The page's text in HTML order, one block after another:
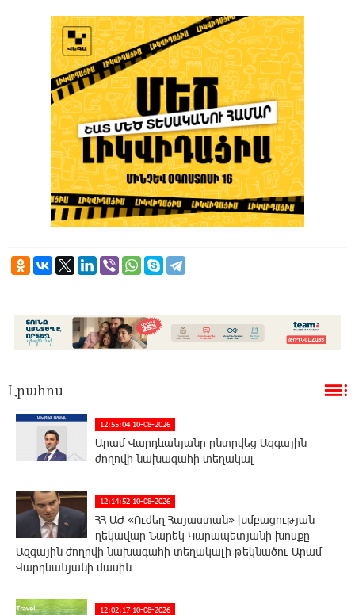
Լրահոս
12:55:04 10-08-2026
Արամ Վարդևանյանը ընտրվեց Ազգային
ժողովի նախագահի տեղակալ
12:14:52 10-08-2026
ՀՀ ԱԺ «Ուժեղ Հայաստան» խմբացության
ղեկավար Նարեկ Կարապետյանի խոսքը
Ազգային ժողովի նախագահի տեղակալի թեկնածու Արամ
Վարդևանյանի մասին
12:02:17 10-08-2026